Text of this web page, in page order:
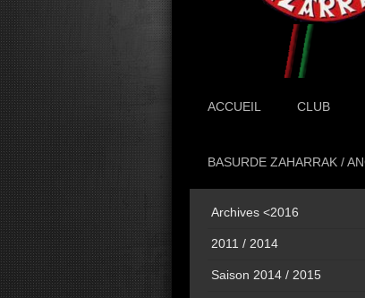
ACCUEIL CLUB
BASURDE ZAHARRAK /
Archives <2016
2011 / 2014
Saison 2014 / 2015